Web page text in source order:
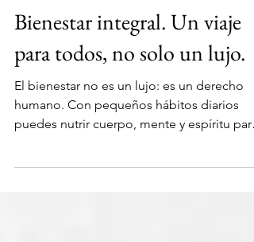
Wellness
Bienestar integral. Un viaje
para todos, no solo un lujo.
El bienestar no es un lujo: es un derecho
humano. Con pequeños hábitos diarios
vivir con plenitud.